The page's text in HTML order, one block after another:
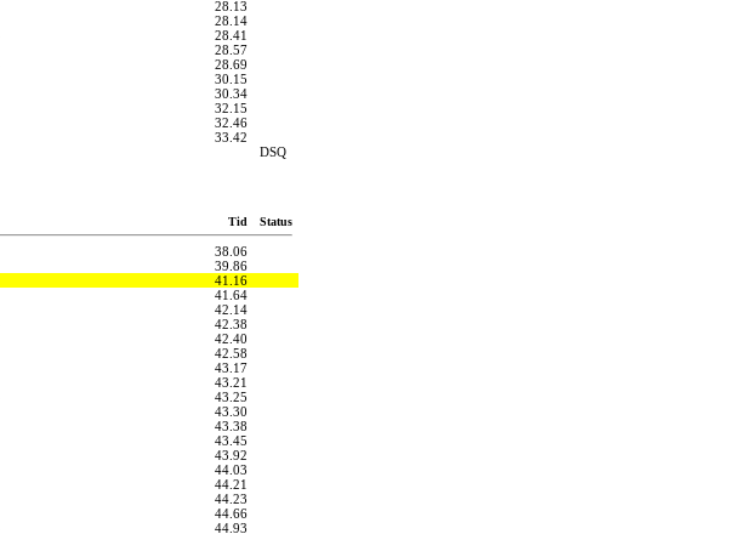
28.13
28.14
28.41
28.57
28.69
30.15
30.34
32.15
32.46
33.42
DSQ
Tid Status
38.06
39.86
41.16
41.64
42.14
42.38
42.40
42.58
43.17
43.21
43.25
43.30
43.38
43.45
43.92
44.03
44.21
44.23
44.66
44.93